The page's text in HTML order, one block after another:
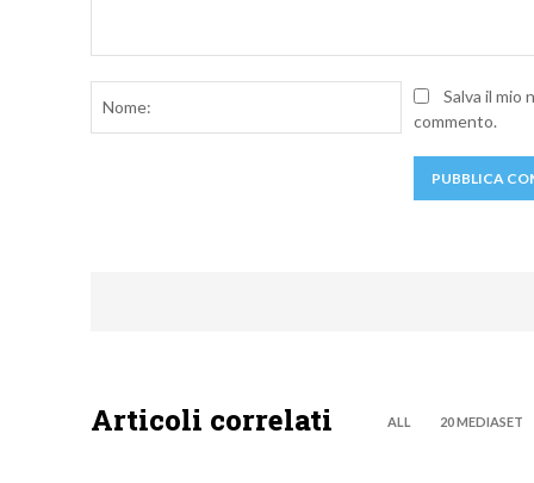
Nome:Salva il mio
commento.
Articoli correlati ALL 20 MEDIASET